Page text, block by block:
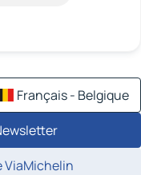
Français - Belgique
ViaMichelin